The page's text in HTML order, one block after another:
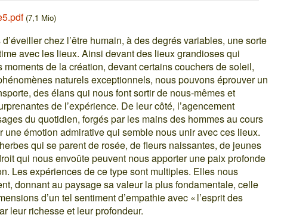
(7,1 Mio)
chez l’être humain, à des degrés variables, une sorte
avec les lieux. Ainsi devant des lieux grandioses qui
de la création, devant certains couchers de soleil,
naturels exceptionnels, nous pouvons éprouver un
des élans qui nous font sortir de nous-mêmes et
de l’expérience. De leur côté, l’agencement
du quotidien, forgés par les mains des hommes au cours
une émotion admirative qui semble nous unir avec ces lieux.
qui se parent de rosée, de fleurs naissantes, de jeunes
qui nous envoûte peuvent nous apporter une paix profonde
Les expériences de ce type sont multiples. Elles nous
donnant au paysage sa valeur la plus fondamentale, celle
d’un tel sentiment d’empathie avec « l’esprit des
leur richesse et leur profondeur.